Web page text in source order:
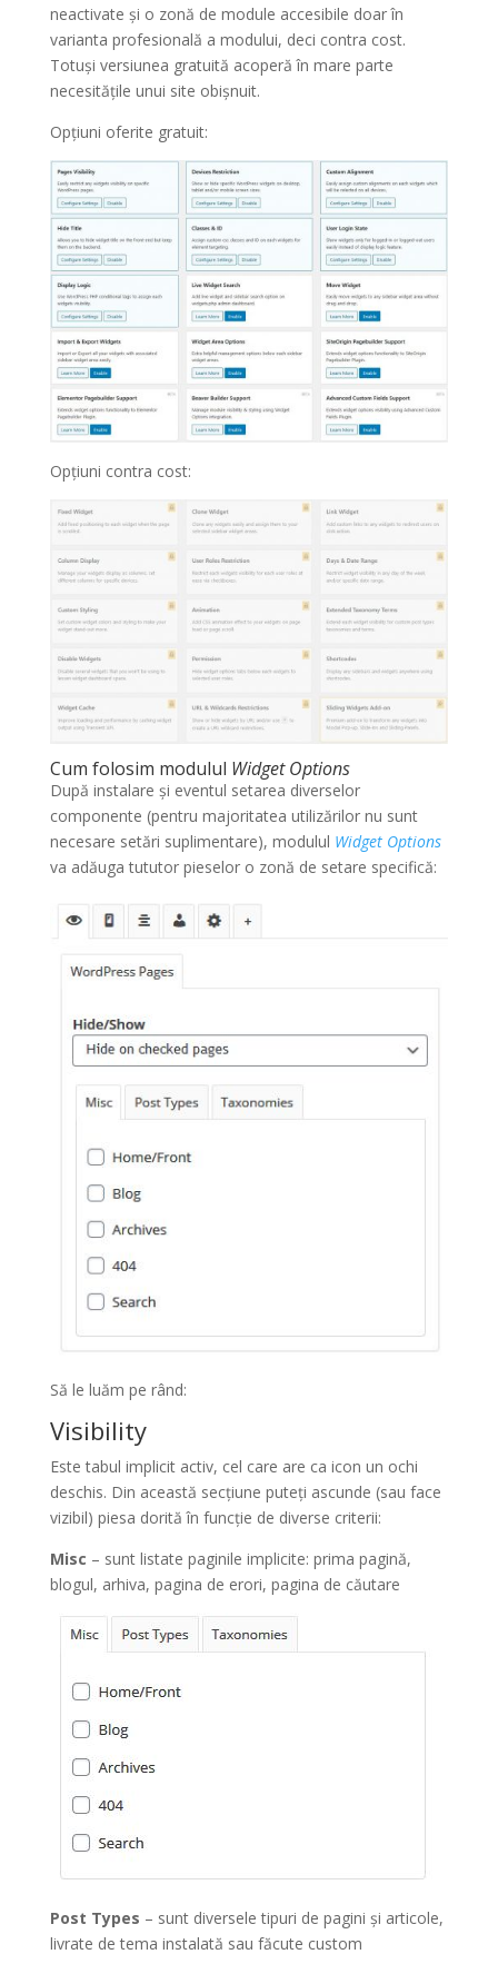
neactivate și o zonă de module accesibile doar în
varianta profesională a modului, deci contra cost.
Totuși versiunea gratuită acoperă în mare parte
necesitățile unui site obișnuit.
Opțiuni oferite gratuit:
Opțiuni contra cost:
Cum folosim modulul Widget Options
După instalare și eventul setarea diverselor
componente (pentru majoritatea utilizărilor nu sunt
necesare setări suplimentare), modulul Widget Options
va adăuga tututor pieselor o zonă de setare specifică:
Să le luăm pe rând:
Visibility
Este tabul implicit activ, cel care are ca icon un ochi
deschis. Din această secțiune puteți ascunde (sau face
vizibil) piesa dorită în funcție de diverse criterii:
Misc – sunt listate paginile implicite: prima pagină,
blogul, arhiva, pagina de erori, pagina de căutare
Post Types – sunt diversele tipuri de pagini și articole,
livrate de tema instalată sau făcute custom